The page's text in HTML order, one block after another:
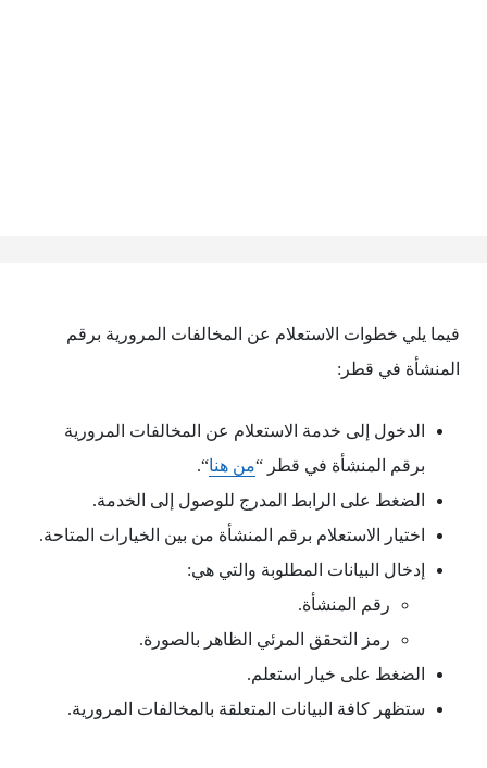
فيما يلي خطوات الاستعلام عن المخالفات المرورية برقم
المنشأة في قطر:
الدخول إلى خدمة الاستعلام عن المخالفات المرورية
برقم المنشأة في قطر “من هنا“.
الضغط على الرابط المدرج للوصول إلى الخدمة.
اختيار الاستعلام برقم المنشأة من بين الخيارات المتاحة.
إدخال البيانات المطلوبة والتي هي:
رقم المنشأة.
رمز التحقق المرئي الظاهر بالصورة.
الضغط على خيار استعلم.
ستظهر كافة البيانات المتعلقة بالمخالفات المرورية.